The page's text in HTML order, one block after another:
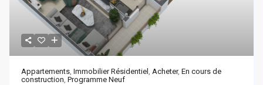
Appartements,Immobilier Résidentiel,Acheter,En cours de
construction,Programme Neuf